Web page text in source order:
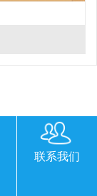
联系我们